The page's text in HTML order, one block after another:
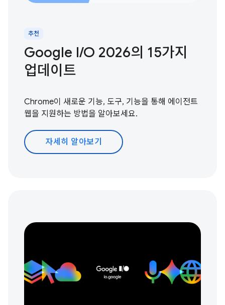
추천
Google I / O 2026의 15가지
업데이트
Chrome이 새로운 기능, 도구, 기능을 통해 에이전트
웹을 지원하는 방법을 알아보세요.
자세히 알아보기